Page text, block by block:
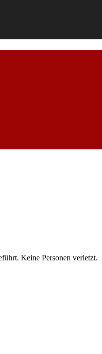
Keine Personen verletzt.